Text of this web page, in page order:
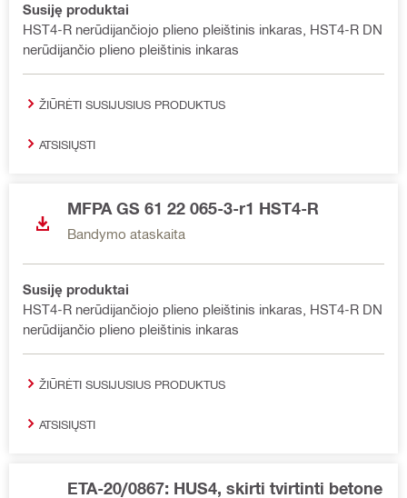
Susiję produktai
HST4-R nerūdijančiojo plieno pleištinis inkaras, HST4-R DN
nerūdijančio plieno pleištinis inkaras
ŽIŪRĖTI SUSIJUSIUS PRODUKTUS
ATSISIŲSTI
MFPA GS 61 22 065-3-r1 HST4-R
Bandymo ataskaita
Susiję produktai
HST4-R nerūdijančiojo plieno pleištinis inkaras, HST4-R DN
nerūdijančio plieno pleištinis inkaras
ŽIŪRĖTI SUSIJUSIUS PRODUKTUS
ATSISIŲSTI
ETA-20/0867: HUS4, skirti tvirtinti betone